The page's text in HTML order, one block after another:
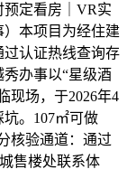
定看房｜VR实
本项目为经住建
认证热线查询存
办事以“星级酒
现场，于2026年4
。107㎡可做
核验通道：通过
售楼处联系体